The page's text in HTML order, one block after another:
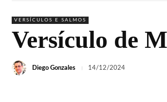
VERSÍCULOS E SALMOS
Versículo de
Diego Gonzales 14/12/2024